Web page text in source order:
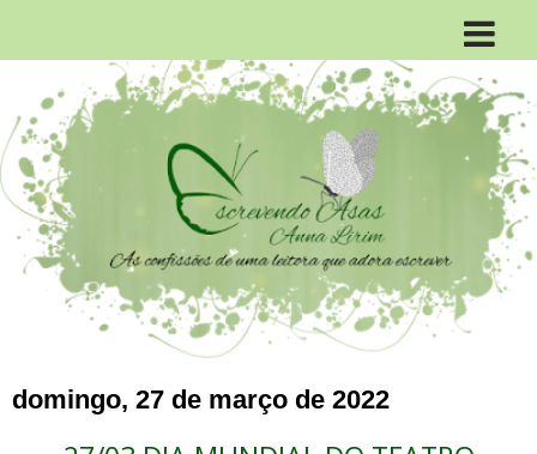
domingo, 27 de março de 2022